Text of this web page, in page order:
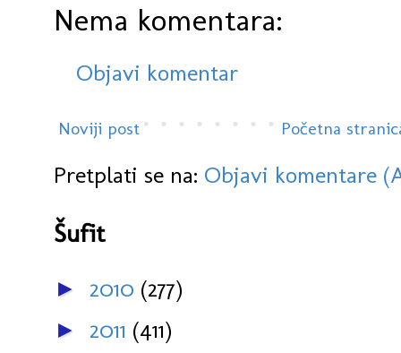
Nema komentara:
Objavi komentar
Noviji post Početna
Pretplati se na: Objavi komentare
Šufit
► 2010 (277)
► 2011 (411)